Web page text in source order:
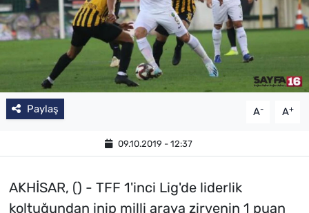
Paylaş A- A+
09.10.2019 - 12:37
AKHİSAR, () - TFF 1'inci Lig'de liderlik
koltuğundan inip milli araya zirvenin 1 puan